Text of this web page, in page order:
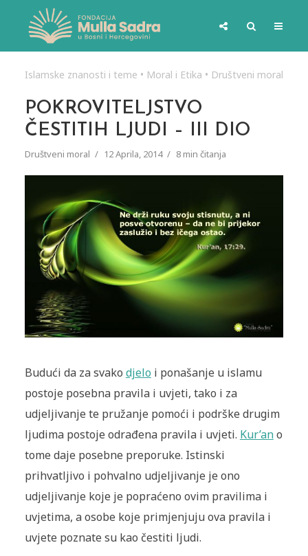
Islamske znanosti i teme • Moral i Etika • Društveni moral
POKROVITELJSTVO
ČESTITIH LJUDI – III DIO
Društveni moral 12 Aprila, 2014 8 min čitanja
Budući da za svako djelo i ponašanje u islamu
postoje posebna pravila i uvjeti, tako i za
udjeljivanje te pružanje pomoći i podrške drugim
ljudima postoje odrađena pravila i uvjeti. Kur’ano
tome daje posebne preporuke. Istinski
prihvatljivo i pohvalno udjeljivanje je ono
udjeljivanje koje je popraćeno ovim pravilima i
uvjetima, a osobe koje primjenjuju ova pravila i
uvjete poznate su kao čestiti ljudi.